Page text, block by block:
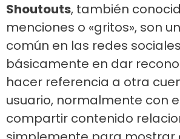
Shoutouts, también
menciones o «gritos», son
común en las redes
básicamente en dar
hacer referencia a otra
usuario, normalmente con
compartir contenido